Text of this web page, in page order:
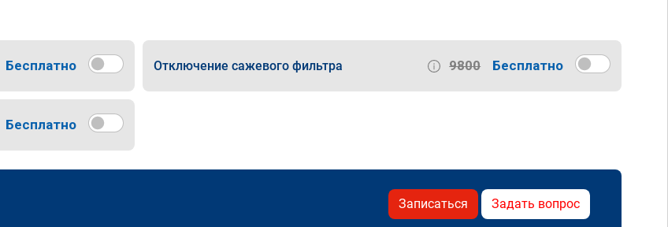
Бесплатно Отключение сажевого фильтра 9800 Бесплатно
Бесплатно
Записаться Задать вопрос